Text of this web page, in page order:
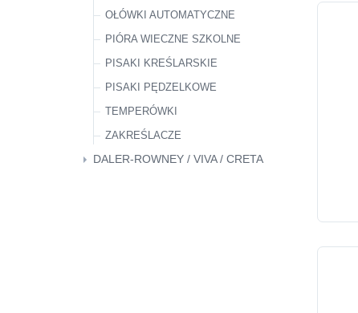
OŁÓWKI AUTOMATYCZNE
PIÓRA WIECZNE SZKOLNE
PISAKI KREŚLARSKIE
PISAKI PĘDZELKOWE
TEMPERÓWKI
ZAKREŚLACZE
DALER-ROWNEY / VIVA / CRETA